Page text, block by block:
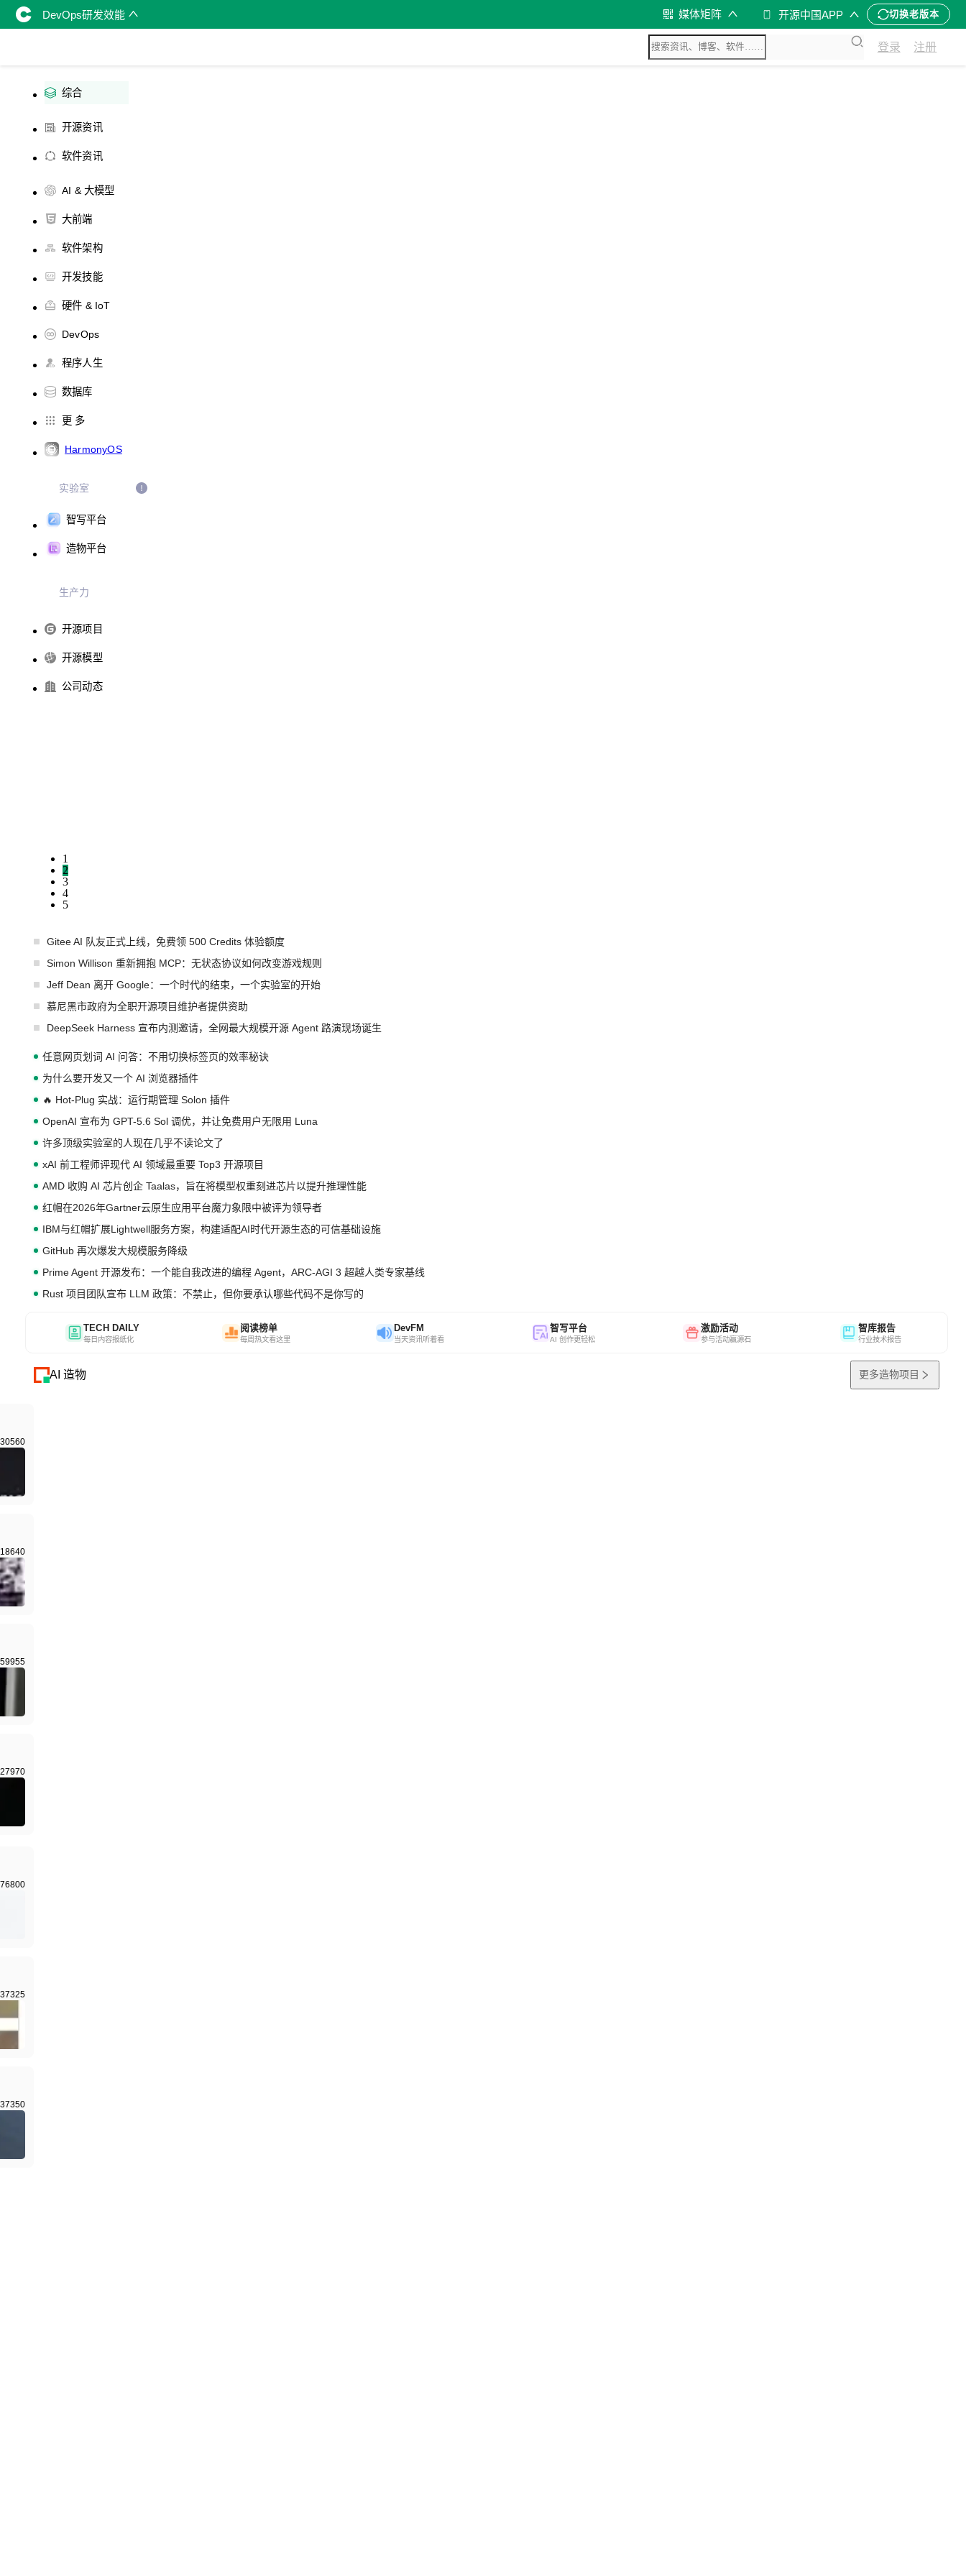
DevOps研发效能 媒体矩阵 开源中国APP 切换老版本
登录 注册
综合
开源资讯
软件资讯
AI & 大模型
大前端
软件架构
开发技能
硬件 & IoT
DevOps
程序人生
数据库
更 多
HarmonyOS
实验室
智写平台
造物平台
生产力
开源项目
开源模型
公司动态
1
2
3
4
5
Gitee AI 队友正式上线，免费领 500 Credits 体验额度
Simon Willison 重新拥抱 MCP：无状态协议如何改变游戏规则
Jeff Dean 离开 Google：一个时代的结束，一个实验室的开始
慕尼黑市政府为全职开源项目维护者提供资助
DeepSeek Harness 宣布内测邀请，全网最大规模开源 Agent 路演现场诞生
任意网页划词 AI 问答：不用切换标签页的效率秘诀
为什么要开发又一个 AI 浏览器插件
🔥 Hot-Plug 实战：运行期管理 Solon 插件
OpenAI 宣布为 GPT-5.6 Sol 调优，并让免费用户无限用 Luna
许多顶级实验室的人现在几乎不读论文了
xAI 前工程师评现代 AI 领域最重要 Top3 开源项目
AMD 收购 AI 芯片创企 Taalas，旨在将模型权重刻进芯片以提升推理性能
红帽在2026年Gartner云原生应用平台魔力象限中被评为领导者
IBM与红帽扩展Lightwell服务方案，构建适配AI时代开源生态的可信基础设施
GitHub 再次爆发大规模服务降级
Prime Agent 开源发布：一个能自我改进的编程 Agent，ARC-AGI 3 超越人类专家基线
Rust 项目团队宣布 LLM 政策：不禁止，但你要承认哪些代码不是你写的
TECH DAILY
每日内容报纸化
阅读榜单
每周热文看这里
DevFM
当天资讯听着看
智写平台
AI 创作更轻松
激励活动
参与活动赢源石
智库报告
行业技术报告
AI 造物 更多造物项目